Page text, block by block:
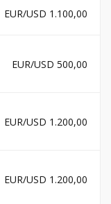
EUR/USD 1.100,00
EUR/USD 500,00
EUR/USD 1.200,00
EUR/USD 1.200,00